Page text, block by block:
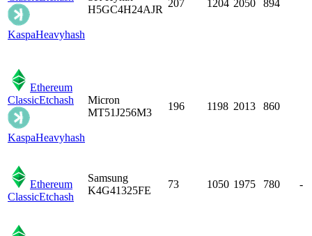
KaspaHeavyhash
H5GC4H24AJR
207 1204 2050 894
Ethereum
ClassicEtchash
KaspaHeavyhash
Micron
MT51J256M3
196 1198 2013 860
Ethereum
ClassicEtchash
Samsung
K4G41325FE
73 1050 1975 780 -